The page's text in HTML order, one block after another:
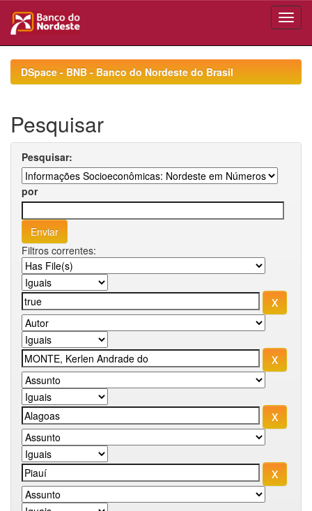
navigationDSpace - BNB - Banco do Nordeste do Brasil
Pesquisar
Pesquisar:
por
Filtros correntes: